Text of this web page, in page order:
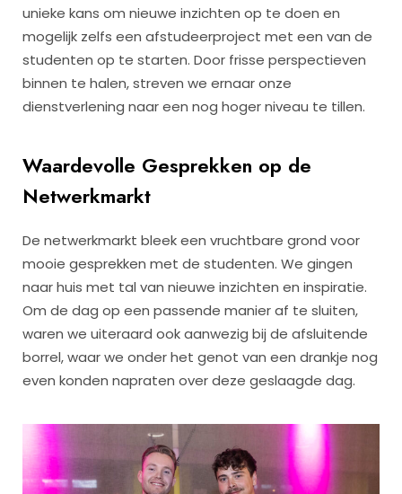
unieke kans om nieuwe inzichten op te doen en
mogelijk zelfs een afstudeerproject met een van de
studenten op te starten. Door frisse perspectieven
binnen te halen, streven we ernaar onze
dienstverlening naar een nog hoger niveau te tillen.
Waardevolle Gesprekken op de
Netwerkmarkt
De netwerkmarkt bleek een vruchtbare grond voor
mooie gesprekken met de studenten. We gingen
naar huis met tal van nieuwe inzichten en inspiratie.
Om de dag op een passende manier af te sluiten,
waren we uiteraard ook aanwezig bij de afsluitende
borrel, waar we onder het genot van een drankje nog
even konden napraten over deze geslaagde dag.